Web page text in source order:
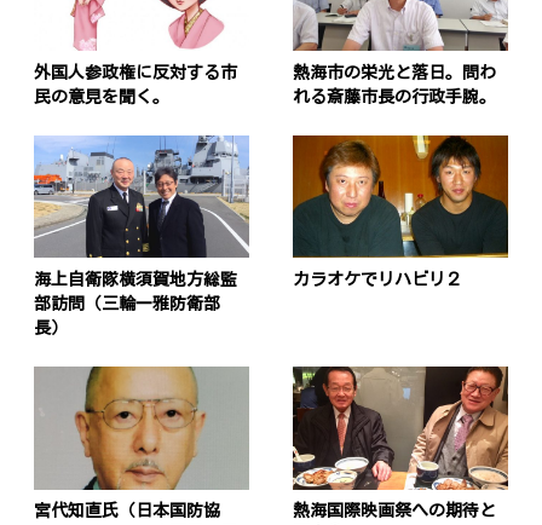
外国人参政権に反対する市
民の意見を聞く。
熱海市の栄光と落日。問わ
れる斎藤市長の行政手腕。
海上自衛隊横須賀地方総監
部訪問（三輪一雅防衛部
長）
カラオケでリハビリ２
宮代知直氏（日本国防協
熱海国際映画祭への期待と